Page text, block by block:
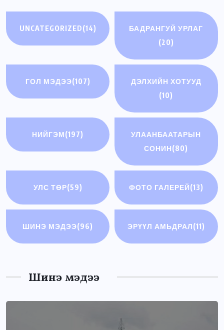
UNCATEGORIZED(14)
БАДРАНГУЙ УРЛАГ
(20)
ГОЛ МЭДЭЭ(107)
ДЭЛХИЙН ХОТУУД
(10)
НИЙГЭМ(197)
УЛААНБААТАРЫН
СОНИН(80)
УЛС ТӨР(59) ФОТО ГАЛЕРЕЙ(13)
ШИНЭ МЭДЭЭ(96) ЭРҮҮЛ АМЬДРАЛ(11)
Шинэ мэдээ